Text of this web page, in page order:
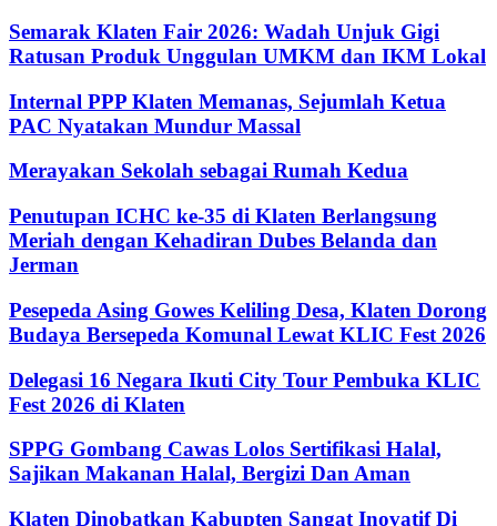
Semarak Klaten Fair 2026: Wadah Unjuk Gigi
Ratusan Produk Unggulan UMKM dan IKM Lokal
Internal PPP Klaten Memanas, Sejumlah Ketua
PAC Nyatakan Mundur Massal
Merayakan Sekolah sebagai Rumah Kedua
Penutupan ICHC ke-35 di Klaten Berlangsung
Meriah dengan Kehadiran Dubes Belanda dan
Jerman
Pesepeda Asing Gowes Keliling Desa, Klaten Dorong
Budaya Bersepeda Komunal Lewat KLIC Fest 2026
Delegasi 16 Negara Ikuti City Tour Pembuka KLIC
Fest 2026 di Klaten
SPPG Gombang Cawas Lolos Sertifikasi Halal,
Sajikan Makanan Halal, Bergizi Dan Aman
Klaten Dinobatkan Kabupten Sangat Inovatif Di